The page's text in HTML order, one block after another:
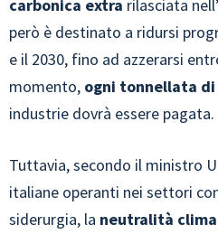
carbonica extra rilasciata
però è destinato a ridursi
e il 2030, fino ad azzerarsi
momento, ogni tonnellata di
industrie dovrà essere pagata.
Tuttavia, secondo il ministro
italiane operanti nei settori
siderurgia, la neutralità